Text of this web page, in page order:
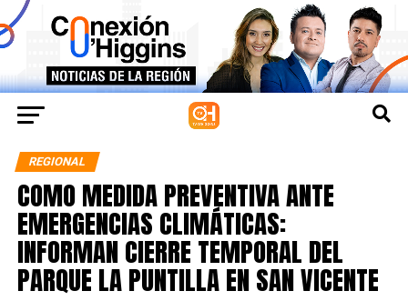
REGIONAL
COMO MEDIDA PREVENTIVA ANTE
EMERGENCIAS CLIMÁTICAS:
INFORMAN CIERRE TEMPORAL DEL
PARQUE LA PUNTILLA EN SAN VICENTE